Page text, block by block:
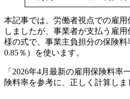
本記事では、労働者視点での雇
しましたが、事業者が支払う雇
様の式で、事業主負担分の保険
0.85％）を使います。
「2026年4月最新の雇用保険料率
険料率を参考に、正しく計算しま